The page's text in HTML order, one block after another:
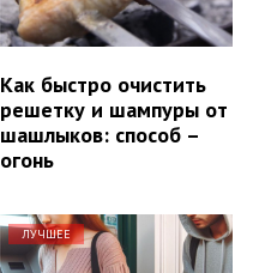
Как быстро очистить
решетку и шампуры от
шашлыков: способ –
огонь
ЛУЧШЕЕ